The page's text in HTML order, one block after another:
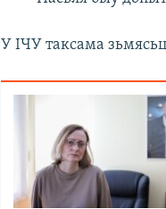
У ІЧУ таксама